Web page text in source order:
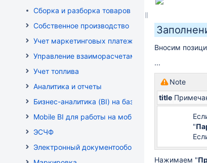
Сборка и разборка товаров
Собственное производство
Учет маркетинговых платежей
Управление взаиморасчетами
Учет топлива
Аналитика и отчеты
Бизнес-аналитика (BI) на базе OLAP DRUID
Mobile BI для работы на мобильных устройствах
ЭСЧФ
Электронный документооборот (РБ)
Вносим
...
Note
title
"
Нажимаем "